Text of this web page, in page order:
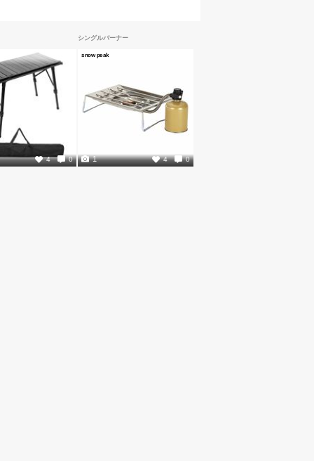
4 0
シングルバーナー
snow peak
4 0
1